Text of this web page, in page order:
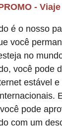
-
é o nosso
você
no
você pode
estável
pode
com um